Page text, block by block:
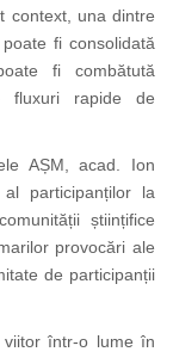
context, una dintre
fi consolidată
fi combătută
fluxuri rapide de
AȘM, acad. Ion
al participanților la
științifice
provocări ale
de participanții
viitor într-o lume în